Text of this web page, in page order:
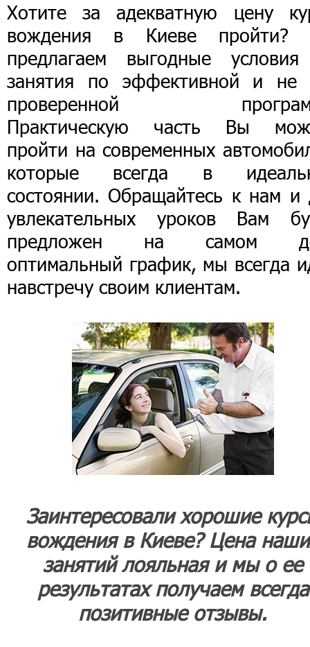
Хотите за адекватную цену
вождения в Киеве
предлагаем выгодные
занятия по эффективной и не
проверенной
Практическую часть Вы
пройти на современных
которые всегда в
состоянии. Обращайтесь к нам и
увлекательных уроков Вам
предложен на самом
оптимальный график, мы всегда
навстречу своим клиентам.
Заинтересовали хорошие
вождения в Киеве? Цена
занятий лояльная и мы о ее
результатах получаем всегда
позитивные отзывы.